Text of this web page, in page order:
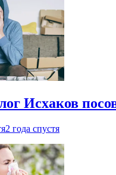
Исхаков
2 года спустя